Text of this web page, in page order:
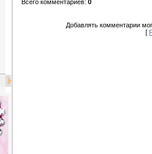
Всего комментариев: 0
Добавлять комментарии
[